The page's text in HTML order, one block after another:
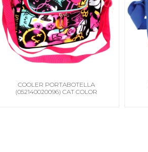
COOLER PORTABOTELLA
(052140020096) CAT COLOR